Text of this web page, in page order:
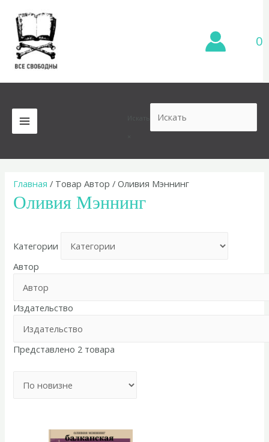
содержимому
0
MAIN
MENU
Главная / Товар Автор / Оливия Мэннинг
Оливия Мэннинг
Категории
Автор
Издательство
Представлено 2 товара